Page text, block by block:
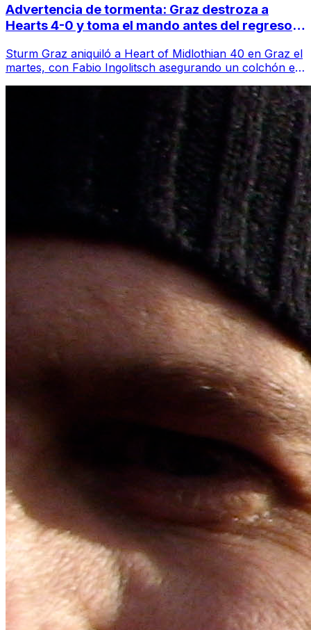
Advertencia de tormenta: Graz destroza a
Hearts 4-0 y toma el mando antes del regreso a
Sturm Graz aniquiló a Heart of Midlothian 40 en Graz el
martes, con Fabio Ingolitsch asegurando un colchón en